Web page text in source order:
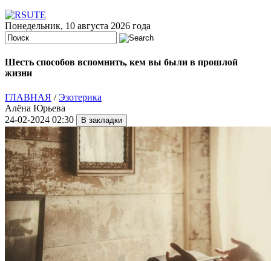
Понедельник, 10 августа 2026 года
Шесть способов вспомнить, кем вы были в прошлой
жизни
ГЛАВНАЯ /Эзотерика
Алёна Юрьева
24-02-2024 02:30